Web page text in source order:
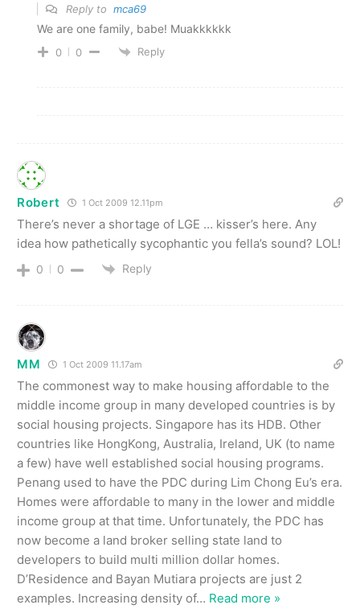
Reply to mca69
We are one family, babe! Muakkkkkk
0 0 Reply
Robert 1 Oct 2009 12.11pm
There’s never a shortage of LGE … kisser’s here. Any
idea how pathetically sycophantic you fella’s sound? LOL!
0 0 Reply
MM 1 Oct 2009 11.17am
The commonest way to make housing affordable to the
middle income group in many developed countries is by
social housing projects. Singapore has its HDB. Other
countries like HongKong, Australia, Ireland, UK (to name
a few) have well established social housing programs.
Penang used to have the PDC during Lim Chong Eu’s era.
Homes were affordable to many in the lower and middle
income group at that time. Unfortunately, the PDC has
now become a land broker selling state land to
developers to build multi million dollar homes.
D’Residence and Bayan Mutiara projects are just 2
examples. Increasing density of… Read more »